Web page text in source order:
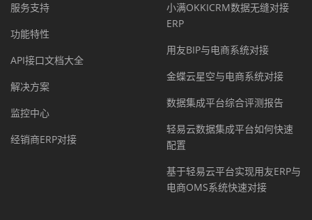
服务支持
功能特性
API接口文档大全
解决方案
监控中心
经销商ERP对接
小满OKKICRM数据无缝对接
ERP
用友BIP与电商系统对接
金蝶云星空与电商系统对接
数据集成平台综合评测报告
轻易云数据集成平台如何快速
配置
基于轻易云平台实现用友ERP与
电商OMS系统快速对接